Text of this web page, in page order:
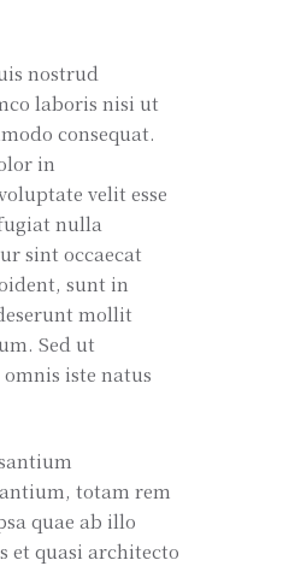
nostrud
laboris nisi ut
consequat.
in
velit esse
nulla
sint occaecat
sunt in
mollit
Sed ut
iste natus
totam rem
quae ab illo
et quasi architecto